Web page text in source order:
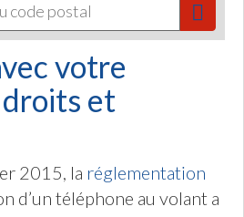
votre
et
2015, la réglementation
d’un téléphone au volant a